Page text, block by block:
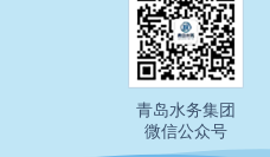
青岛水务集团
微信公众号